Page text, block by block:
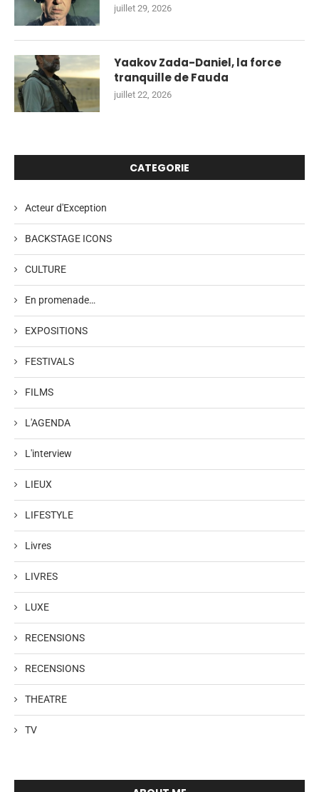
juillet 29, 2026
Yaakov Zada-Daniel, la force
tranquille de Fauda
juillet 22, 2026
CATEGORIE
Acteur d'Exception
BACKSTAGE ICONS
CULTURE
En promenade…
EXPOSITIONS
FESTIVALS
FILMS
L'AGENDA
L'interview
LIEUX
LIFESTYLE
Livres
LIVRES
LUXE
RECENSIONS
RECENSIONS
THEATRE
TV